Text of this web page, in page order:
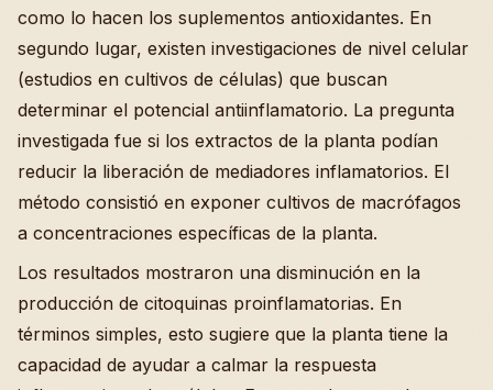
como lo hacen los suplementos antioxidantes. En
segundo lugar, existen investigaciones de nivel celular
(estudios en cultivos de células) que buscan
determinar el potencial antiinflamatorio. La pregunta
investigada fue si los extractos de la planta podían
reducir la liberación de mediadores inflamatorios. El
método consistió en exponer cultivos de macrófagos
a concentraciones específicas de la planta.
Los resultados mostraron una disminución en la
producción de citoquinas proinflamatorias. En
términos simples, esto sugiere que la planta tiene la
capacidad de ayudar a calmar la respuesta